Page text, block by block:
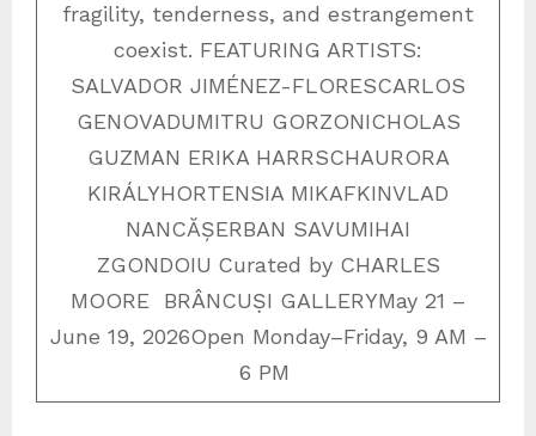
fragility, tenderness, and estrangement
coexist. FEATURING ARTISTS:
SALVADOR JIMÉNEZ-FLORESCARLOS
GENOVADUMITRU GORZONICHOLAS
GUZMAN ERIKA HARRSCHAURORA
KIRÁLYHORTENSIA MIKAFKINVLAD
NANCĂȘERBAN SAVUMIHAI
ZGONDOIU Curated by CHARLES
MOORE BRÂNCUṢI GALLERYMay 21 –
June 19, 2026Open Monday–Friday, 9 AM –
6 PM